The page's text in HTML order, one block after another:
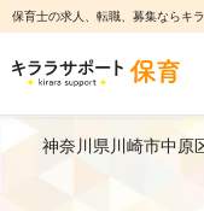
保育士の求人、転職、募集ならキ
神奈川県川崎市中原